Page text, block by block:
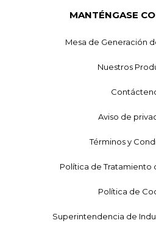
MANTÉNGASE
Mesa de Generación
Nuestros
Aviso de
Términos y
Política de Tratamiento
Política de
Superintendencia de